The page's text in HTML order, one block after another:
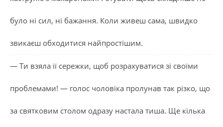
було ні сил, ні бажання. Коли живеш сама, швидко
звикаєш обходитися найпростішим.
— Ти взяла її сережки, щоб розрахуватися зі своїми
проблемами! — голос чоловіка пролунав так різко, що
за святковим столом одразу настала тиша. Ще кілька